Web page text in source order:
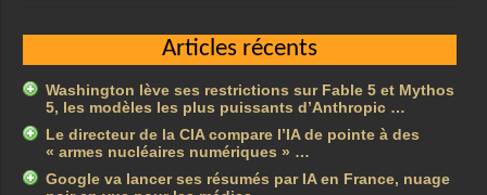
Articles récents
Washington lève ses restrictions sur Fable 5 et Mythos
5, les modèles les plus puissants d’Anthropic …
Le directeur de la CIA compare l’IA de pointe à des
« armes nucléaires numériques » …
Google va lancer ses résumés par IA en France, nuage